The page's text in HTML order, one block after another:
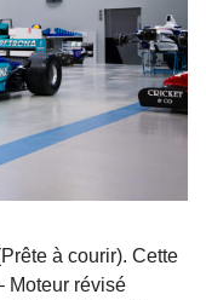
à courir). Cette
Moteur révisé